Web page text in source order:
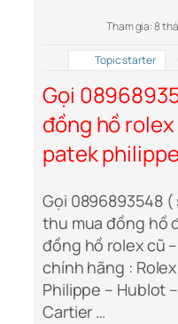
Tham gia: 8
Topic starter
Gọi
đồng hồ
patek
Gọi 0896893548
thu mua đồng hồ
đồng hồ rolex cũ
chính hãng :
Philippe – Hublot
Cartier …